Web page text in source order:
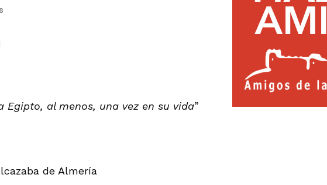
Egipto, al menos, una vez en su vida”
de Almería